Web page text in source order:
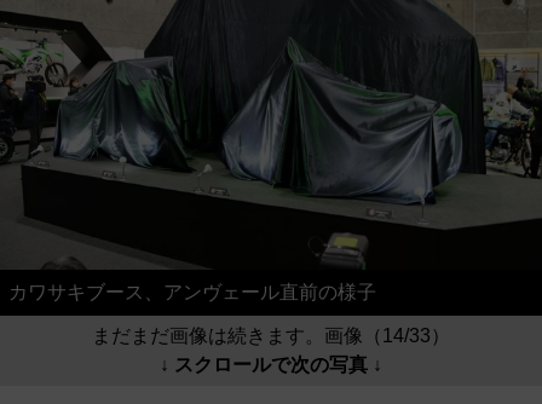
カワサキブース、アンヴェール直前の様子
まだまだ画像は続きます。画像（14/33）
↓ スクロールで次の写真 ↓